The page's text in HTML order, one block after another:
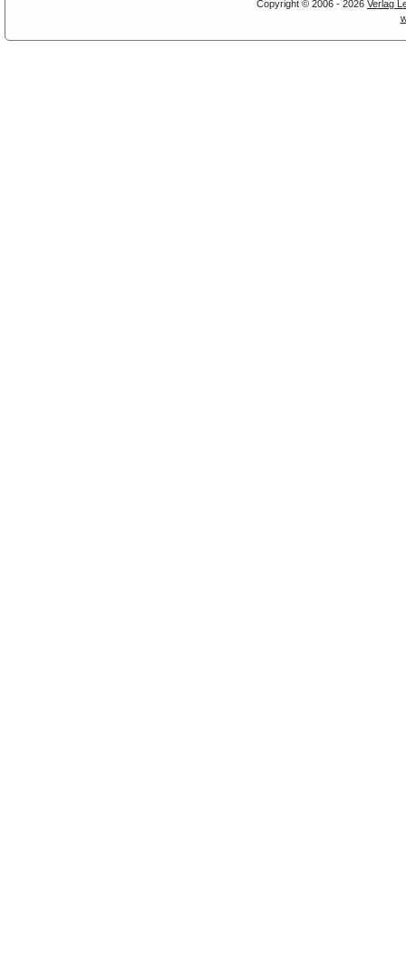
Copyright © 2006 - 2026 Verlag